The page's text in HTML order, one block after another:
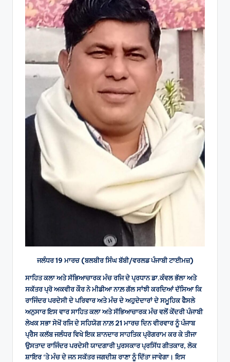
ਜਲੰਧਰ 19 ਮਾਰਚ (ਬਲਬੀਰ ਸਿੰਘ ਬੱਬੀ/ਵਰਲਡ ਪੰਜਾਬੀ ਟਾਈਮਜ਼)
ਸਾਹਿਤ ਕਲਾ ਅਤੇ ਸੱਭਿਆਚਾਰਕ ਮੰਚ ਰਜਿ ਦੇ ਪ੍ਰਧਾਨ ਡਾ.ਕੰਵਲ ਭੱਲਾ ਅਤੇ
ਸਕੱਤਰ ਪ੍ਰੋ ਅਕਵੀਰ ਕੌਰ ਨੇ ਮੀਡੀਆ ਨਾਲ਼ ਗੱਲ ਸਾਂਝੀ ਕਰਦਿਆਂ ਦੱਸਿਆ ਕਿ
ਰਾਜਿੰਦਰ ਪਰਦੇਸੀ ਦੇ ਪਰਿਵਾਰ ਅਤੇ ਮੰਚ ਦੇ ਅਹੁਦੇਦਾਰਾਂ ਦੇ ਸਮੂਹਿਕ ਫੈਸਲੇ
ਅਨੁਸਾਰ ਇਸ ਵਾਰ ਸਾਹਿਤ ਕਲਾ ਅਤੇ ਸੱਭਿਆਚਾਰਕ ਮੰਚ ਵਲੋਂ ਕੇਂਦਰੀ ਪੰਜਾਬੀ
ਲੇਖਕ ਸਭਾ ਸੇਖੋਂ ਰਜਿ ਦੇ ਸਹਿਯੋਗ ਨਾਲ਼ 21 ਮਾਰਚ ਦਿਨ ਵੀਰਵਾਰ ਨੂੰ ਪੰਜਾਬ
ਪ੍ਰੈਸ ਕਲੱਬ ਜਲੰਧਰ ਵਿਖੇ ਇਕ ਸ਼ਾਨਦਾਰ ਸਾਹਤਿਕ ਪ੍ਰੋਗਰਾਮ ਕਰ ਕੇ ਤੀਜਾ
ਉਸਤਾਦ ਰਾਜਿੰਦਰ ਪਰਦੇਸੀ ਯਾਦਗਾਰੀ ਪੁਰਸਕਾਰ ਪ੍ਰਸਿੱਧ ਗੀਤਕਾਰ, ਲੋਕ
ਸ਼ਾਇਰ ‘ਤੇ ਮੰਚ ਦੇ ਜਨ ਸਕੱਤਰ ਜਗਦੀਸ਼ ਰਾਣਾ ਨੂੰ ਦਿੱਤਾ ਜਾਵੇਗਾ। ਇਸ